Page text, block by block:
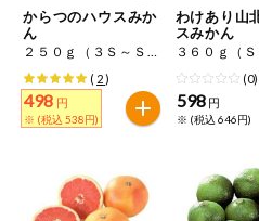
毎週自動お届け商品
毎週自動お届け商品を確認する
毎週自動お届け商品を修正する
し・油・ルー
おやつ
飲料
酒・ノンアル
コール
特定原材料に準ずるもの
アーモンド あわび
いくら
キウイフルーツ 牛肉
からつのハウスみか
ん
２５０ｇ（３Ｓ～Ｓ混）
( 2)
498 円
※ (税込 538円)
わけあり山
スみかん
(0)
598 円
※ (税込 646円)